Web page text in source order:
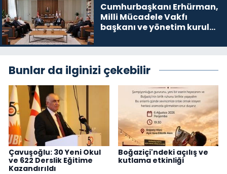
Cumhurbaşkanı Erhürman,
Milli Mücadele Vakfı
başkanı ve yönetim kurulu
Bunlar da ilginizi çekebilir
Çavuşoğlu: 30 Yeni Okul
ve 622 Derslik Eğitime
Kazandırıldı
Boğaziçi'ndeki açılış ve
kutlama etkinliği